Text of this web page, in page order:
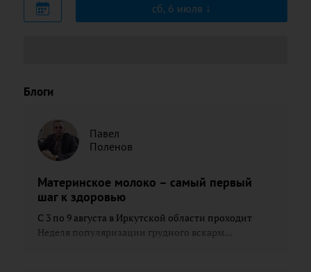
сб, 6 июля
Блоги
Павел
Поленов
Материнское молоко – самый первый
шаг к здоровью
С 3 по 9 августа в Иркутской области проходит
Неделя популяризации грудного вскарм...